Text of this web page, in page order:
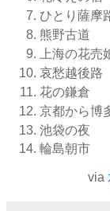
ひとり薩摩
熊野古道
上海の花売
哀愁越後路
花の鎌倉
京都から博
池袋の夜
輪島朝市
via